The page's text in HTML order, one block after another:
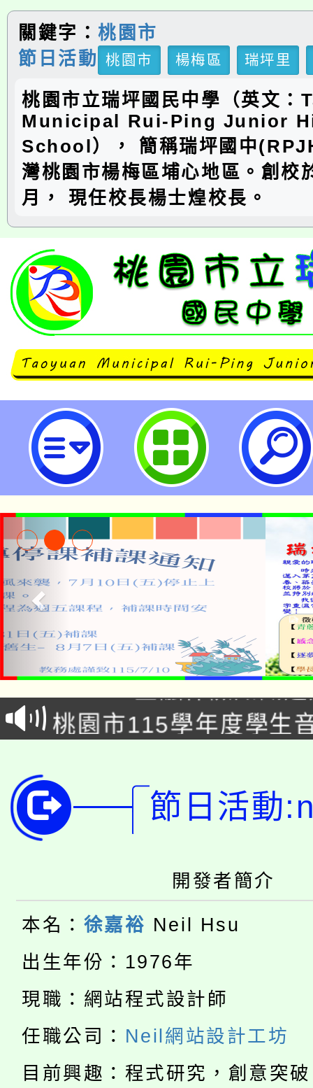
關鍵字：桃園市
節日活動
桃園市 楊梅區 瑞坪里
桃園市立瑞坪國民中學（英文：
Municipal Rui-Ping Junior
School）， 簡稱瑞坪國中
灣桃園市楊梅區埔心地區。創校
月， 現任校長楊士煌校長。
neilrpjhstyc網站設計者：徐嘉
公告本校115學年度第
代理(課)教師甄選結果(
「2026金融保險知識
車」活動
桃園市115學年度學生
代理(課)教師甄選結果(
公告本校115學年度第
代理(課)教師甄選結果(
轉知中國文化大學推廣
程，歡迎學生輔導中心
心理、諮商輔導、社會
系所師生報名參加。
縣市「校園短影音徵選
門員」簡章及活動海報
踴躍報名參加。
桃園市115學年度學生
要點
「桃園市補助參觀特色
展演活動實施計畫」
115年度「教育部表揚
義教育推展貢獻獎」
公告本校115學年度第
代理(課)教師甄選結果(
「2026金融保險知識
車」活動
桃園市115學年度學生
節日活動
開發者簡介
本名： 徐嘉裕 Neil Hsu
出生年份：1976年
現職：網站程式設計師
任職公司： Neil網站設計工坊
目前興趣：程式研究，創意突